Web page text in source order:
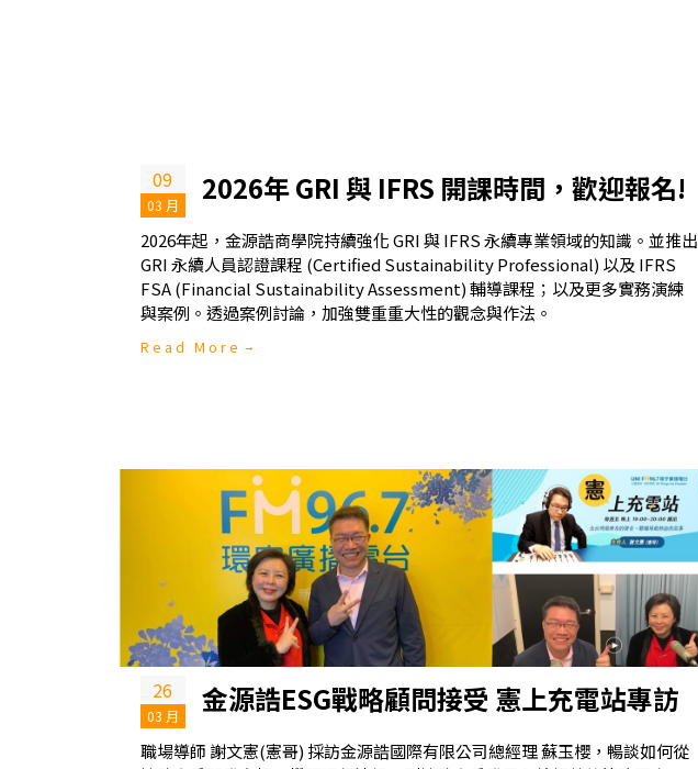
09
03 月 2026年 GRI 與 IFRS 開課時間，歡迎報名!
2026年起，金源誥商學院持續強化 GRI 與 IFRS 永續專業領域的知識。並推出
GRI 永續人員認證課程 (Certified Sustainability Professional) 以及 IFRS
FSA (Financial Sustainability Assessment) 輔導課程；以及更多實務演練
與案例。透過案例討論，加強雙重重大性的觀念與作法。
Read More
26
03 月 金源誥ESG戰略顧問接受 憲上充電站專訪
職場導師 謝文憲(憲哥) 採訪金源誥國際有限公司總經理 蘇玉櫻，暢談如何從